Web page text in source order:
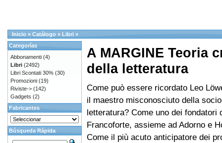
Inicio » Catálogo » Libri »
A MARGINE Teoria
della letteratura
Come può essere ricordato Leo
il maestro misconosciuto della
letteratura? Come uno dei fondatori
Francoforte, assieme ad Adorno e
Come il più acuto anticipatore dei
Categorías
Abbonamenti (4)
Libri (2492)
Libri Scontati 30% (30)
Promozioni (19)
Riviste-> (142)
Gadgets (2)
Fabricantes
Búsqueda Rápida